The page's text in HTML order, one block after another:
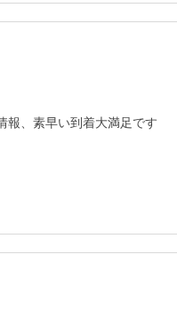
報、素早い到着大満足です